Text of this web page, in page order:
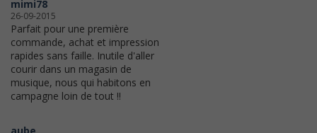
mimi78
26-09-2015
Parfait pour une première
commande, achat et impression
rapides sans faille. Inutile d'aller
courir dans un magasin de
musique, nous qui habitons en
campagne loin de tout !!